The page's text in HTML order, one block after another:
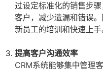
过设定标准化的销售步
客户，减少遗漏和错误
新员工的培训和快速上手
提高客户沟通效率
CRM系统能够集中管理